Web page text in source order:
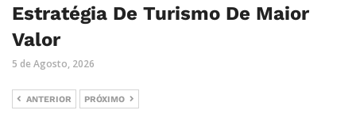
Estratégia De Turismo De Maior
Valor
5 de Agosto, 2026
ANTERIOR PRÓXIMO